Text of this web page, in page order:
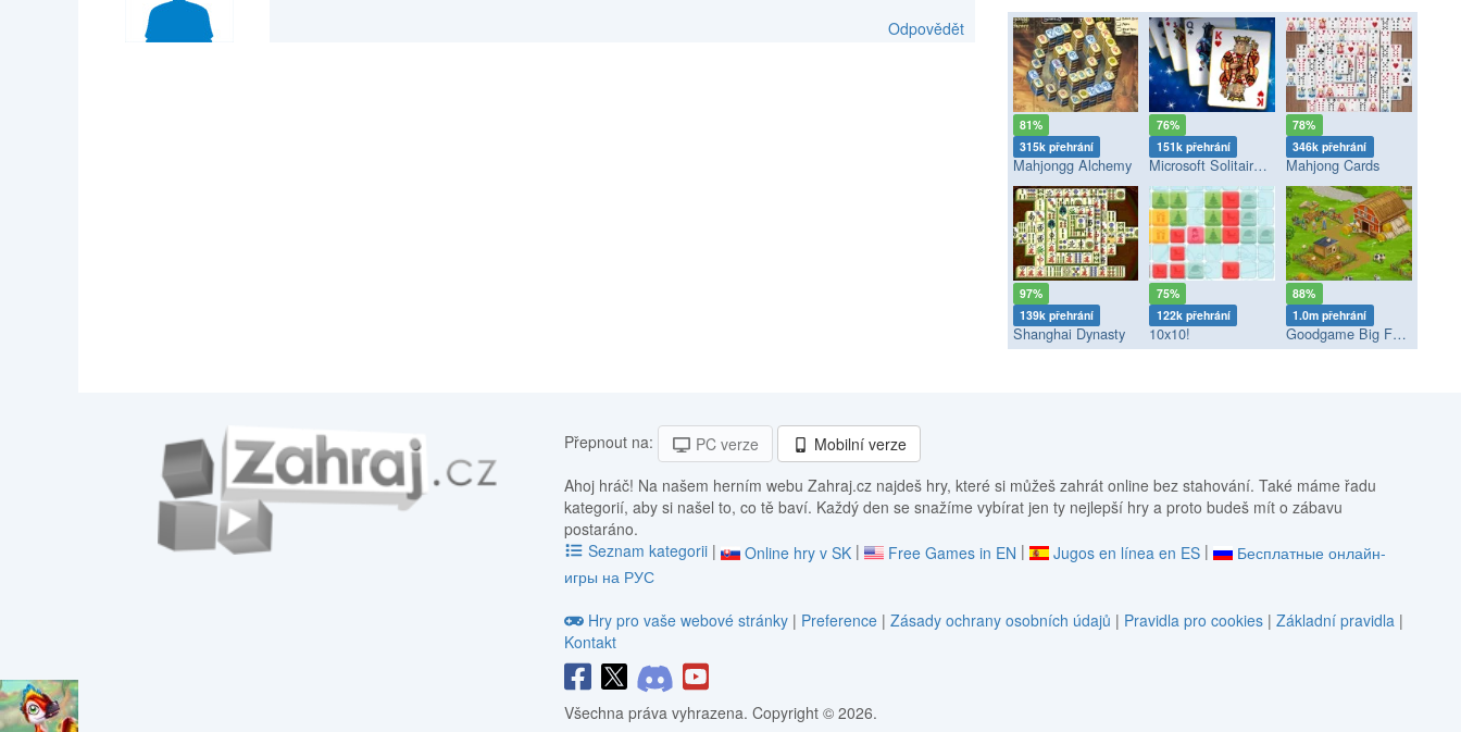
Odpovědět
81%
315k přehrání
Mahjongg Alchemy
76%
151k přehrání
Microsoft Solitaire Collection
78%
346k přehrání
Mahjong Cards
97%
139k přehrání
Shanghai Dynasty
75%
122k přehrání
10x10!
88%
1.0m přehrání
Goodgame Big Farm
Přepnout na: PC verze
Mobilní verze
Ahoj hráč! Na našem herním webu Zahraj.cz najdeš hry, které si můžeš zahrát online bez stahování. Také máme řadu
kategorií, aby si našel to, co tě baví. Každý den se snažíme vybírat jen ty nejlepší hry a proto budeš mít o zábavu
postaráno.
Seznam kategorii | Online hry v SK | Free Games in EN | Jugos en línea en ES |
Бесплатные онлайн-
игры на РУС
Hry pro vaše webové stránky | Preference | Zásady ochrany osobních údajů | Pravidla pro cookies| Základní pravidla|
Kontakt
Všechna práva vyhrazena. Copyright © 2026.